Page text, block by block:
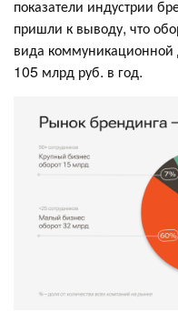
показатели индустрии
пришли к выводу, что
вида коммуникационной
105 млрд руб. в год.